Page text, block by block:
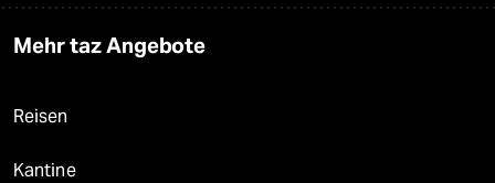
Mehr taz Angebote
Reisen
Kantine